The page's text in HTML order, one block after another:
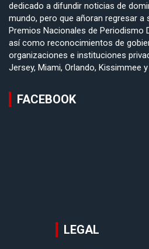
dedicado a difundir noticias de
mundo, pero que añoran regresar a
Premios Nacionales de Periodismo
así como reconocimientos de
organizaciones e instituciones
Jersey, Miami, Orlando, Kissimmee
FACEBOOK
LEGAL